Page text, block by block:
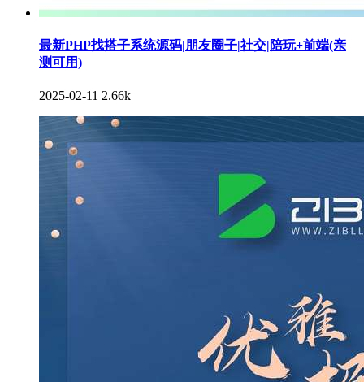
最新PHP找搭子系统源码|朋友圈子|社交|陪玩+前端(亲
测可用)
2025-02-11 2.66k